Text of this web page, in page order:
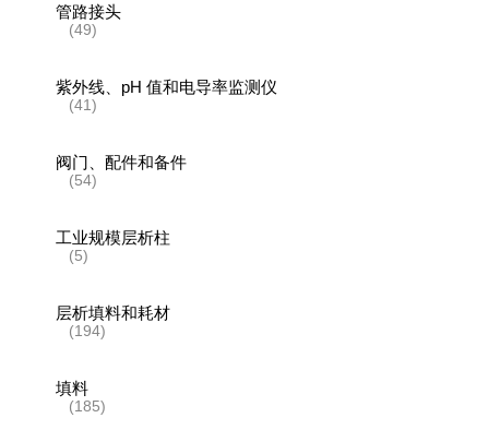
管路接头
(49)
紫外线、pH 值和电导率监测仪
(41)
阀门、配件和备件
(54)
工业规模层析柱
(5)
层析填料和耗材
(194)
填料
(185)